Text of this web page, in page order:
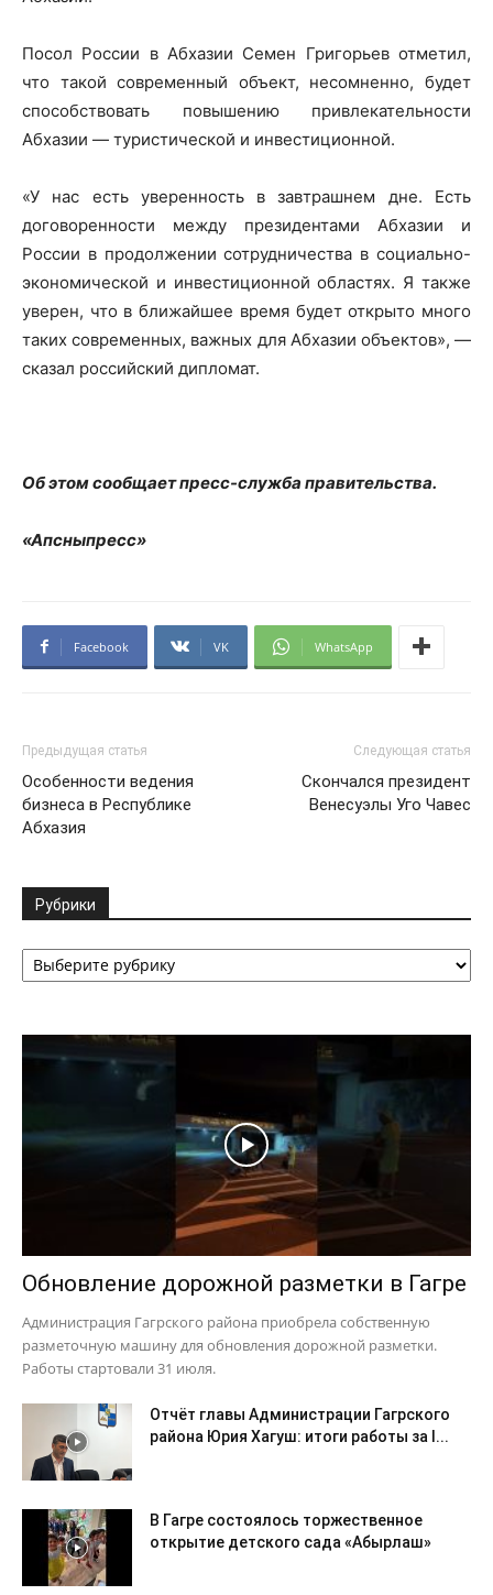
Посол России в Абхазии Семен Григорьев отметил,
что такой современный объект, несомненно, будет
способствовать повышению привлекательности
Абхазии — туристической и инвестиционной.
«У нас есть уверенность в завтрашнем дне. Есть
договоренности между президентами Абхазии и
России в продолжении сотрудничества в социально-
экономической и инвестиционной областях. Я также
уверен, что в ближайшее время будет открыто много
таких современных, важных для Абхазии объектов», —
сказал российский дипломат.
Об этом сообщает пресс-служба правительства.
«Апсныпресс»
Facebook VK WhatsApp
Предыдущая статья
Особенности ведения
бизнеса в Республике
Абхазия
Следующая статья
Скончался президент
Венесуэлы Уго Чавес
Рубрики
Рубрики
Обновление дорожной разметки в Гагре
Администрация Гагрского района приобрела собственную
разметочную машину для обновления дорожной разметки.
Работы стартовали 31 июля.
Отчёт главы Администрации Гагрского
района Юрия Хагуш: итоги работы за I...
В Гагре состоялось торжественное
открытие детского сада «Абырлаш»